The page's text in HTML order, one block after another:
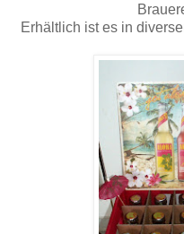
Erhältlich ist es in